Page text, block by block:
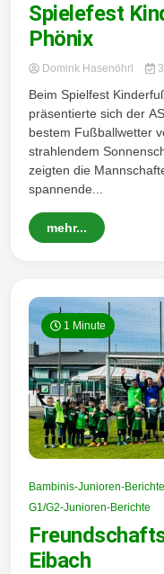
Spielefest
Phönix
Domink Hasenöhrl
Beim Spielfest
präsentierte sich der
bestem Fußballwetter
strahlendem
zeigten die
spannende...
mehr...
1 Minute
Bambinis-Junioren-Berichte
G1/G2-Junioren-Berichte
Eibach